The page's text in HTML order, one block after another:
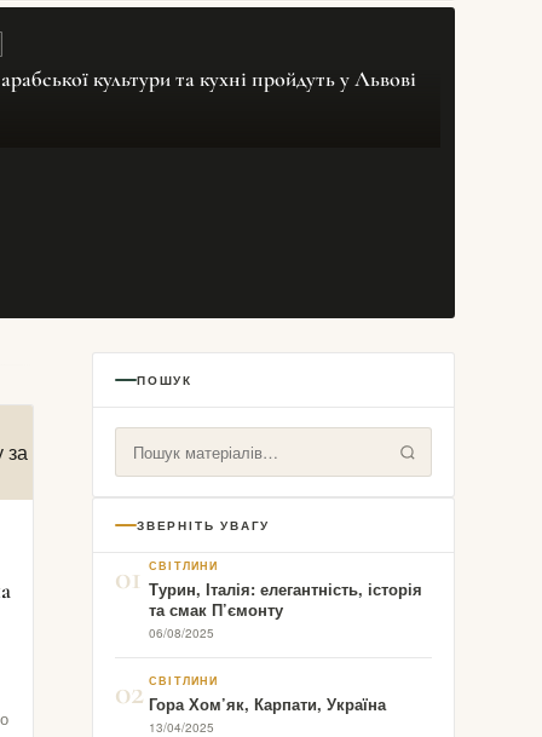
культури та кухні пройдуть у Львові
ПОШУК
ЗВЕРНІТЬ УВАГУ
01 СВІТЛИНИ
Турин, Італія: елегантність, історія
та смак П’ємонту
06/08/2025
02 СВІТЛИНИ
Гора Хом’як, Карпати, Україна
13/04/2025